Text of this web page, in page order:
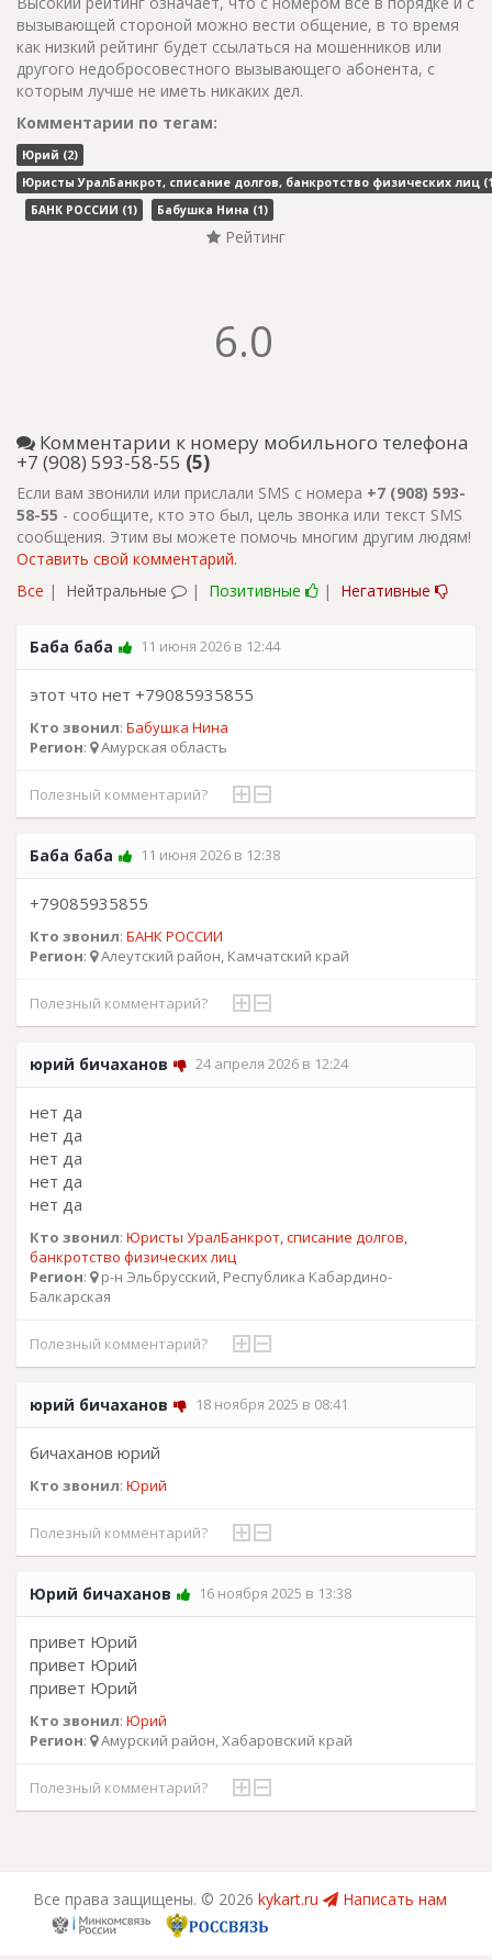
вызывающей стороной можно вести общение, в то время
как низкий рейтинг будет ссылаться на мошенников или
другого недобросовестного вызывающего абонента, с
которым лучше не иметь никаких дел.
Комментарии по тегам:
Юрий (2)
Юристы УралБанкрот, списание долгов, банкротство физических лиц
БАНК РОССИИ (1)
Бабушка Нина (1)
Рейтинг
6.0
Комментарии к номеру мобильного телефона
+7 (908) 593-58-55 (5)
Если вам звонили или прислали SMS с номера +7 (908) 593-
58-55 - сообщите, кто это был, цель звонка или текст SMS
сообщения. Этим вы можете помочь многим другим людям!
Оставить свой комментарий.
Все | Нейтральные | Позитивные | Негативные
Баба баба 11 июня 2026 в 12:44
этот что нет +79085935855
Кто звонил: Бабушка Нина
Регион: Амурская область
Полезный комментарий?
Баба баба 11 июня 2026 в 12:38
+79085935855
Кто звонил: БАНК РОССИИ
Регион: Алеутский район, Камчатский край
Полезный комментарий?
юрий бичаханов 24 апреля 2026 в 12:24
нет да
нет да
нет да
нет да
нет да
Кто звонил: Юристы УралБанкрот, списание долгов,
банкротство физических лиц
Регион:
р-н Эльбрусский, Республика Кабардино-
Балкарская
Полезный комментарий?
юрий бичаханов 18 ноября 2025 в 08:41
бичаханов юрий
Кто звонил: Юрий
Полезный комментарий?
Юрий бичаханов 16 ноября 2025 в 13:38
привет Юрий
привет Юрий
привет Юрий
Кто звонил: Юрий
Регион: Амурский район, Хабаровский край
Полезный комментарий?
Все права защищены. © 2026 kykart.ru Написать нам